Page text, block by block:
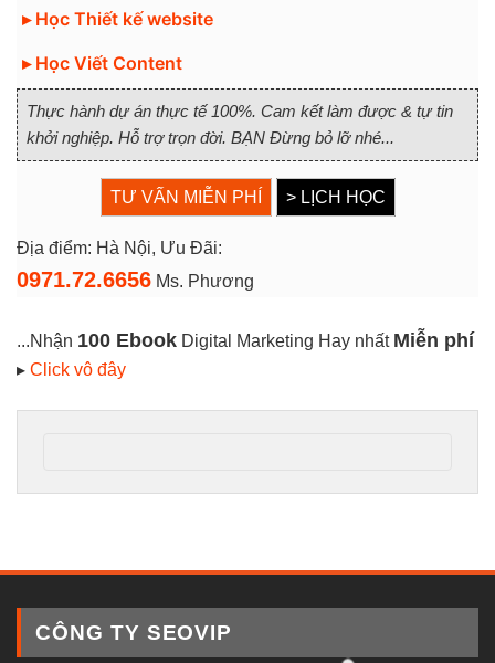
▸ Học Thiết kế website
▸ Học Viết Content
Thực hành dự án thực tế 100%. Cam kết làm được & tự tin
khởi nghiệp. Hỗ trợ trọn đời. BẠN Đừng bỏ lỡ nhé...
TƯ VẤN MIỄN PHÍ > LỊCH HỌC
Địa điểm: Hà Nội, Ưu Đãi:
0971.72.6656 Ms. Phương
...Nhận 100 Ebook Digital Marketing Hay nhất Miễn phí
▸ Click vô đây
CÔNG TY SEOVIP